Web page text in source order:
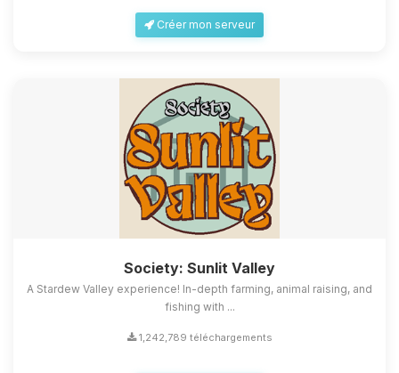
Créer mon serveur
Society: Sunlit Valley
A Stardew Valley experience! In-depth farming, animal raising, and
fishing with ...
1,242,789 téléchargements